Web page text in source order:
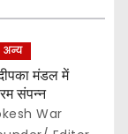
अन्य
मंडल में
संपन्न
War